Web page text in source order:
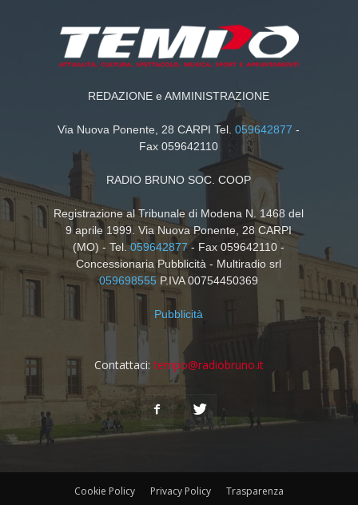
REDAZIONE e AMMINISTRAZIONE
Via Nuova Ponente, 28 CARPI Tel.059642877 -
Fax 059642110
RADIO BRUNO SOC. COOP
Registrazione al Tribunale di Modena N. 1468 del
9 aprile 1999. Via Nuova Ponente, 28 CARPI
(MO) - Tel.059642877- Fax 059642110 -
Concessionaria Pubblicità - Multiradio srl
059698555 P.IVA 00754450369
Pubblicità
Contattaci: tempo@radiobruno.it
Cookie Policy Privacy Policy Trasparenza